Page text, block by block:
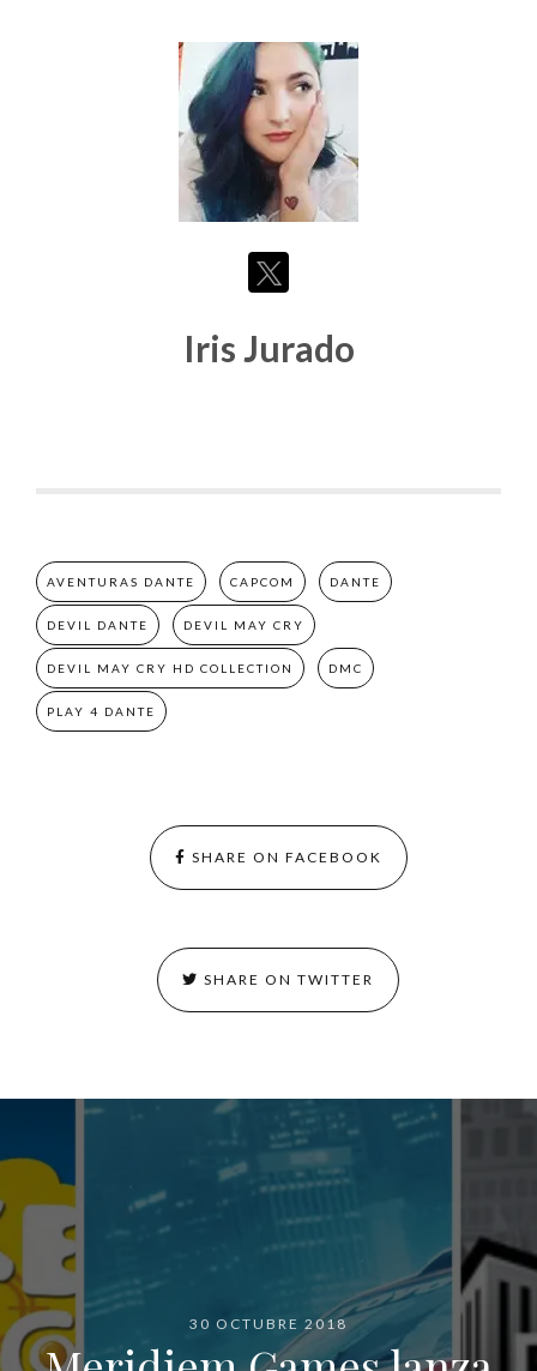
Iris Jurado
AVENTURAS DANTE CAPCOM DANTE
DEVIL DANTE DEVIL MAY CRY
DEVIL MAY CRY HD COLLECTION DMC
PLAY 4 DANTE
SHARE ON FACEBOOK
SHARE ON TWITTER
30 OCTUBRE 2018